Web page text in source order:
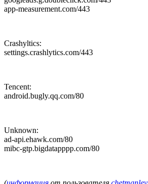
app-measurement.com/443
Crashyltics:
settings.crashlytics.com/443
Tencent:
android.bugly.qq.com/80
Unknown:
ad-api.ehawk.com/80
mibc-gtp.bigdatapppp.com/80